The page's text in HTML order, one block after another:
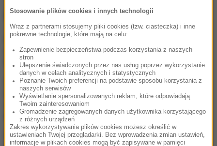
NAJWAŻNIEJSZE FAKTY
udziałem ciągnika w
Małopolsce
Do czterech razy sztuka?
Łukasz Gibała znowu chce
zostać prezydentem
Krakowa
Trzyletnie dziecko
Stosowanie plików cookies i innych technologii
Wraz z partnerami stosujemy pliki cookies (tzw. ciasteczka) i inne
pokrewne technologie, które mają na celu:
Zapewnienie bezpieczeństwa podczas korzystania z naszych
stron
Ulepszenie świadczonych przez nas usług poprzez wykorzystanie
danych w celach analitycznych i statystycznych
Poznanie Twoich preferencji na podstawie sposobu korzystania z
naszych serwisów
Wyświetlanie spersonalizowanych reklam, które odpowiadają
Twoim zainteresowaniom
Gromadzenie zagregowanych danych użytkownika korzystającego
z różnych urządzeń
Zakres wykorzystywania plików cookies możesz określić w
ustawieniach Twojej przeglądarki. Bez wprowadzenia zmian ustawień,
informacje w plikach cookies mogą być zapisywane w pamięci